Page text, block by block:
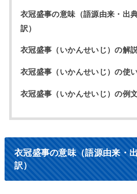
衣冠盛事の意味（語源由来・出
訳）
衣冠盛事（いかんせいじ）の解
衣冠盛事（いかんせいじ）の使
衣冠盛事（いかんせいじ）の例
衣冠盛事の意味（語源由来・
訳）